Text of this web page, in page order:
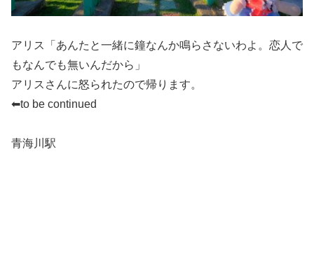
アリス「あんたと一緒に鐘なんか鳴らさないわよ。恋人で
もなんでも無いんだから」
アリスさんに怒られたので帰ります。
⬅to be continued
青海川駅